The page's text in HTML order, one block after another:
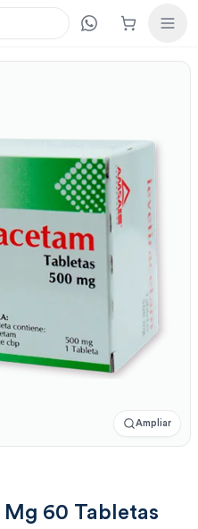
Ampliar
60 Tabletas